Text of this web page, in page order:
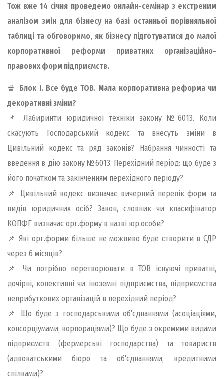
Тож вже 14 січня проведемо онлайн-семінар з екстреним
аналізом змін для бізнесу на базі останньої порівняльної
таблиці та обговоримо, як бізнесу підготуватися до малої
корпоративної реформи приватних організаційно-
правових форм підприємств.
🍿 Блок І. Все буде ТОВ. Мала корпоративна реформа чи
декоративні зміни?
📌 Лабиринти юридичної техніки закону №6013. Коли
скасують Господарський кодекс та внесуть зміни в
Цивільний кодекс та ряд законів? Набрання чинності та
введення в дію закону №6013. Перехідний період: що буде з
його початком та закінченням перехідного періоду?
📌 Цивільний кодекс визначає вичерний перелік форм та
видів юридичних осіб? Закон, словник чи класифікатор
КОПФГ визначає орг.форму в назві юр.особи?
📌 Які орг.форми більше не можливо буде створити в ЄДР
через 6 місяців?
📌 Чи потрібно перетворювати в ТОВ існуючі приватні,
дочірні, колективні чи іноземні підприємства, підприємства
неприбуткових організацій в перехідний період?
📌 Що буде з господарськими об'єднаннями (асоціаціями,
консорціумами, корпораціями)? Що буде з окремими видами
підприємств (фермерські господарства) та товариств
(адвокатськими бюро та об'єднаннями, кредитними
спілками)?